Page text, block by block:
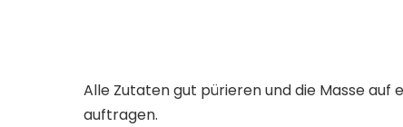
Alle Zutaten gut pürieren und die Masse
auftragen.